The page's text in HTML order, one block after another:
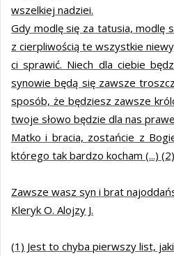
wszelkiej nadziei.
Gdy modlę się za tatusia, modlę
z cierpliwością te wszystkie
ci sprawić. Niech dla ciebie
synowie będą się zawsze
sposób, że będziesz zawsze
twoje słowo będzie dla nas
Matko i bracia, zostańcie z
którego tak bardzo kocham (...)
Zawsze wasz syn i brat
Kleryk O. Alojzy J.
(1) Jest to chyba pierwszy list,